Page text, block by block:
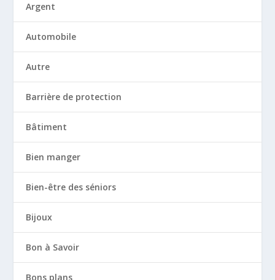
Argent
Automobile
Autre
Barrière de protection
Bâtiment
Bien manger
Bien-être des séniors
Bijoux
Bon à Savoir
Bons plans